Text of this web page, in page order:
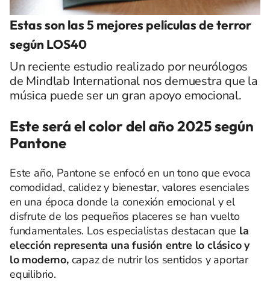
Estas son las 5 mejores películas de terror
según LOS40
Un reciente estudio realizado por neurólogos
de Mindlab International nos demuestra que la
música puede ser un gran apoyo emocional.
Este será el color del año 2025 según
Pantone
Este año, Pantone se enfocó en un tono que evoca
comodidad, calidez y bienestar, valores esenciales
en una época donde la conexión emocional y el
disfrute de los pequeños placeres se han vuelto
fundamentales. Los especialistas destacan que la
elección representa una fusión entre lo clásico y
lo moderno,capaz de nutrir los sentidos y aportar
equilibrio.